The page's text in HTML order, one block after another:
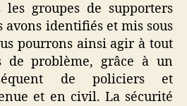
les groupes de supporters
avons identifiés et mis sous
pourrons ainsi agir à tout
de problème, grâce à un
de policiers et
et en civil. La sécurité